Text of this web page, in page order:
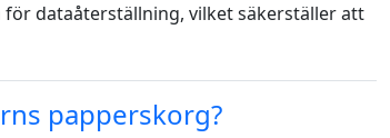
för dataåterställning, vilket säkerställer att
papperskorg?